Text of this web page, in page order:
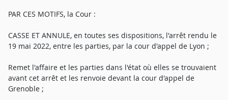
PAR CES MOTIFS, la Cour :
CASSE ET ANNULE, en toutes ses dispositions, l'arrêt rendu le
19 mai 2022, entre les parties, par la cour d'appel de Lyon ;
Remet l'affaire et les parties dans l'état où elles se trouvaient
avant cet arrêt et les renvoie devant la cour d'appel de
Grenoble ;